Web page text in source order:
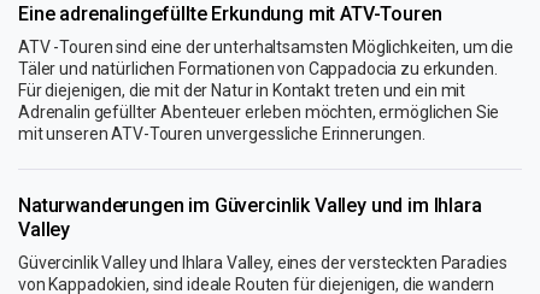
Eine adrenalingefüllte Erkundung mit ATV-Touren
ATV -Touren sind eine der unterhaltsamsten Möglichkeiten, um die
Täler und natürlichen Formationen von Cappadocia zu erkunden.
Für diejenigen, die mit der Natur in Kontakt treten und ein mit
Adrenalin gefüllter Abenteuer erleben möchten, ermöglichen Sie
mit unseren ATV-Touren unvergessliche Erinnerungen.
Naturwanderungen im Güvercinlik Valley und im Ihlara
Valley
Güvercinlik Valley und Ihlara Valley, eines der versteckten Paradies
von Kappadokien, sind ideale Routen für diejenigen, die wandern